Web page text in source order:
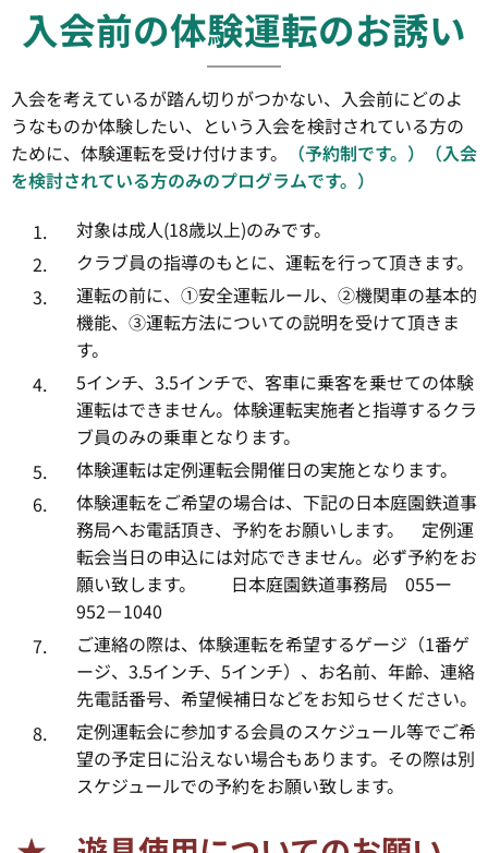
入会前の体験運転のお誘い
入会を考えているが踏ん切りがつかない、入会前にどのよ
うなものか体験したい、という入会を検討されている方の
ために、体験運転を受け付けます。
（予約制です。）（入会
を検討されている方のみのプログラムです。）
対象は成人(18歳以上)のみです。
クラブ員の指導のもとに、運転を行って頂きます。
運転の前に、①安全運転ルール、②機関車の基本的
機能、③運転方法についての説明を受けて頂きま
す。
5インチ、3.5インチで、客車に乗客を乗せての体験
運転はできません。体験運転実施者と指導するクラ
ブ員のみの乗車となります。
体験運転は定例運転会開催日の実施となります。
体験運転をご希望の場合は、下記の日本庭園鉄道事
務局へお電話頂き、予約をお願いします。 定例運
転会当日の申込には対応できません。必ず予約をお
願い致します。 日本庭園鉄道事務局 055ー
952－1040
ご連絡の際は、体験運転を希望するゲージ（1番ゲ
ージ、3.5インチ、5インチ）、お名前、年齢、連絡
先電話番号、希望候補日などをお知らせください。
定例運転会に参加する会員のスケジュール等でご希
望の予定日に沿えない場合もあります。その際は別
スケジュールでの予約をお願い致します。